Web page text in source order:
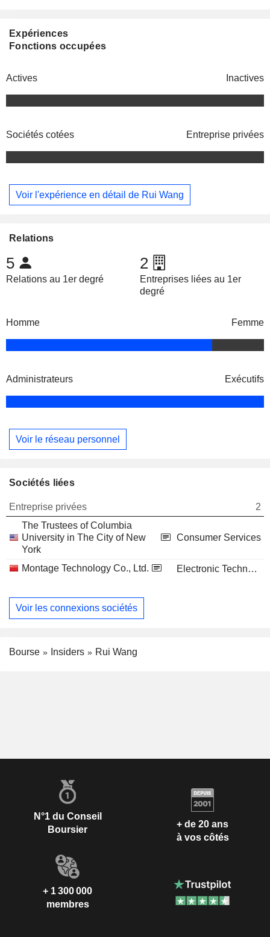
Expériences
Fonctions occupées
Actives Inactives
Sociétés cotées Entreprise privées
Voir l'expérience en détail de Rui Wang
Relations
5
Relations au 1er degré
2
Entreprises liées au 1er
degré
Homme Femme
Administrateurs Exécutifs
Voir le réseau personnel
Sociétés liées
Entreprise privées
2
The Trustees of Columbia
University in The City of New
York
Consumer Services
Montage Technology Co., Ltd. Electronic Technology
Voir les connexions sociétés
Bourse Insiders Rui Wang
N°1 du Conseil
Boursier
+ de 20 ans
à vos côtés
+ 1 300 000
membres